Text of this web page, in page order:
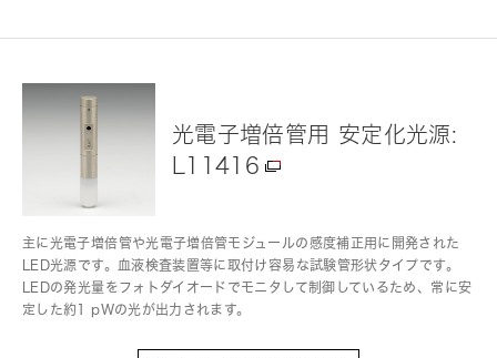
光電子増倍管用 安定化光源:
L11416
主に光電子増倍管や光電子増倍管モジュールの感度補正用に開発された
LED光源です。血液検査装置等に取付け容易な試験管形状タイプです。
LEDの発光量をフォトダイオードでモニタして制御しているため、常に安
定した約1 pWの光が出力されます。